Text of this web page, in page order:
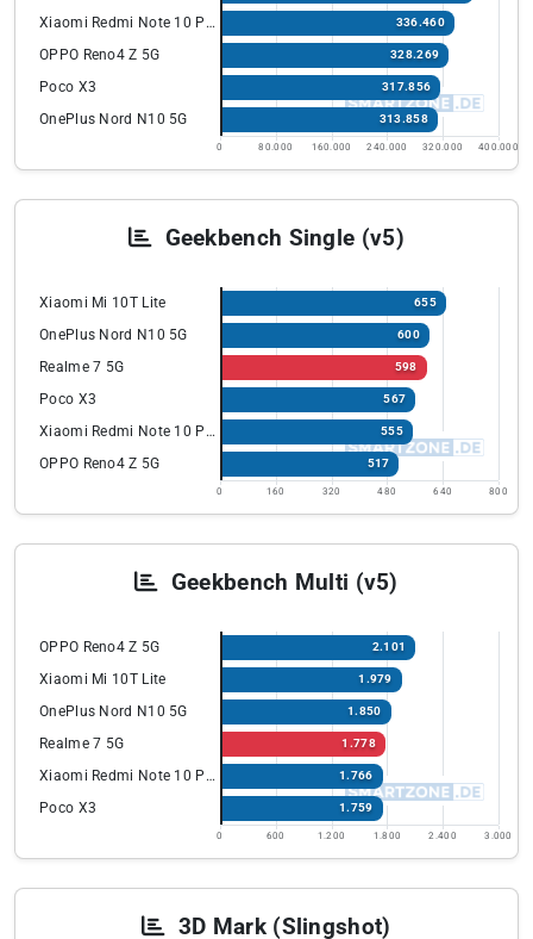
Xiaomi Redmi Note 10 Pro 336.460
OPPO Reno4 Z 5G 328.269
Poco X3 317.856
OnePlus Nord N10 5G 313.858
0 80.000 160.000 240.000 320.000 400.000
Geekbench Single (v5)
Xiaomi Mi 10T Lite 655
OnePlus Nord N10 5G 600
Realme 7 5G 598
Poco X3 567
Xiaomi Redmi Note 10 Pro 555
OPPO Reno4 Z 5G 517
0 160 320 480 640 800
Geekbench Multi (v5)
OPPO Reno4 Z 5G 2.101
Xiaomi Mi 10T Lite 1.979
OnePlus Nord N10 5G 1.850
Realme 7 5G 1.778
Xiaomi Redmi Note 10 Pro 1.766
Poco X3 1.759
0 600 1.200 1.800 2.400 3.000
3D Mark (Slingshot)